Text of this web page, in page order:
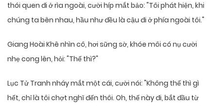
thói quen đi ở rìa ngoài, cười híp mắt bảo: "Tôi phát hiện, khi
chúng ta bên nhau, hầu như đều là cậu đi ở phía ngoài tôi."
Giang Hoài Khê nhìn cô, hơi sững sờ, khóe môi có nụ cười
nhẹ cong lên, hỏi: "Thế thì?"
Lục Tử Tranh nháy mắt một cái, cười nói: "Không thế thì gì
hết, chỉ là tôi chợt nghĩ đến thôi. Oh, thế này đi, bắt đầu từ